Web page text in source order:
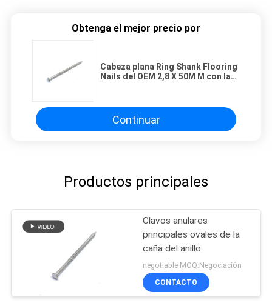
Obtenga el mejor precio por
Cabeza plana Ring Shank Flooring
Nails del OEM 2,8 X 50M M con la
Continuar
Productos principales
Clavos anulares
principales ovales de la
caña del anillo
negotiable MOQ:Negociación
CONTACTO